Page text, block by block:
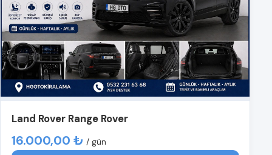
Land Rover Range Rover
16.000,00 ₺ / gün